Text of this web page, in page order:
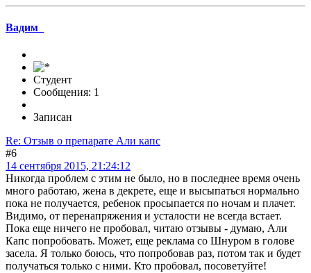
Вадим_
Студент
Сообщения: 1
Записан
Re: Отзыв о препарате Али капс
#6
14 сентября 2015, 21:24:12
Никогда проблем с этим не было, но в последнее время очень
много работаю, жена в декрете, еще и высыпаться нормально
пока не получается, ребенок просыпается по ночам и плачет.
Видимо, от перенапряжения и усталости не всегда встает.
Пока еще ничего не пробовал, читаю отзывы - думаю, Али
Капс попробовать. Может, еще реклама со Шнуром в голове
засела. Я только боюсь, что попробовав раз, потом так и будет
получаться только с ними. Кто пробовал, посоветуйте!